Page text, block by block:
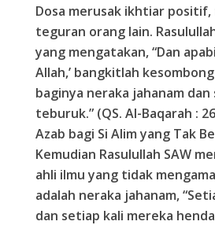
Dosa merusak ikhtiar
teguran orang lain.
yang mengatakan, “Dan
Allah,’ bangkitlah
baginya neraka jahanam
teburuk.” (QS. Al-Baqarah :
Azab bagi Si Alim yang Tak
Kemudian Rasulullah SAW
ahli ilmu yang tidak
adalah neraka jahanam,
dan setiap kali mereka